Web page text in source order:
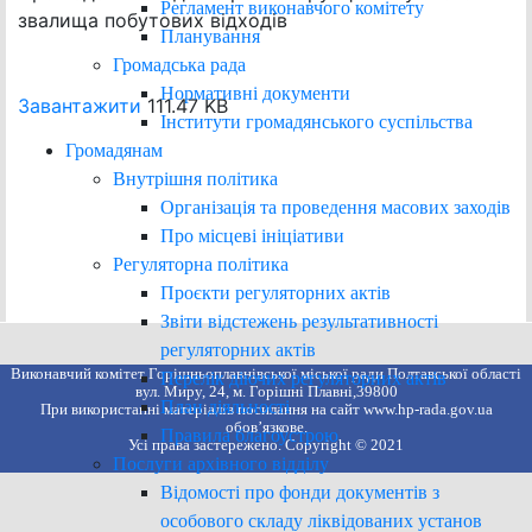
Регламент виконавчого комітету
Планування
Громадська рада
Нормативні документи
Інститути громадянського суспільства
Громадянам
Внутрішня політика
Організація та проведення масових заходів
Про місцеві ініціативи
Регуляторна політика
Проєкти регуляторних актів
Звіти відстежень результативності
регуляторних актів
Перелік діючих регуляторних актів
План діяльності
Правила благоустрою
Послуги архівного відділу
Відомості про фонди документів з
особового складу ліквідованих установ
звалища побутових відходів
Завантажити 111.47 KB
Виконавчий комітет Горішньоплавнівської міської ради Полтавської області
вул. Миру, 24, м. Горішні Плавні,39800
При використанні матеріалів посилання на сайт www.hp-rada.gov.ua
обов’язкове.
Усі права застережено. Copyright © 2021